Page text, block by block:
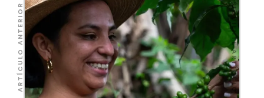
ARTÍCULO ANTERIOR SIGUIENTE ARTÍCULO